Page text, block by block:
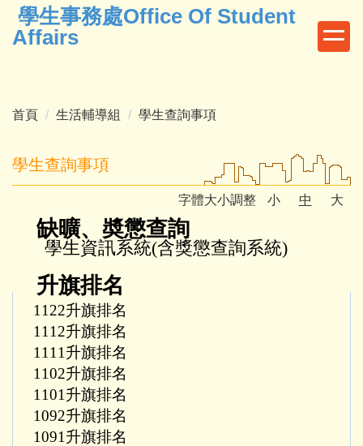
跳
到
容
學生事務處Office Of Student
Affairs
首頁 生活輔導組 學生查詢事項
學生查詢事項
字體大小調整 小 中 大
缺曠、奬懲查詢
學生資訊系統(含獎懲查詢系統)
升旗排名
1122升旗排名
1112升旗排名
1111升旗排名
1102升旗排名
1101升旗排名
1092升旗排名
1091升旗排名